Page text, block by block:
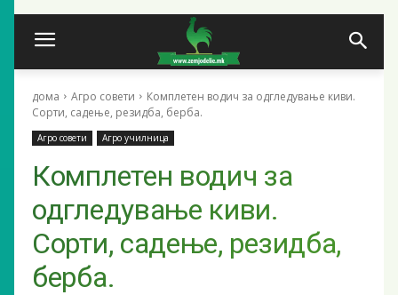
дома Агро совети
Комплетен водич за одгледување киви.
Сорти, садење, резидба, берба.
Агро совети Агро училница
Комплетен водич за
одгледување киви.
Сорти, садење, резидба,
берба.